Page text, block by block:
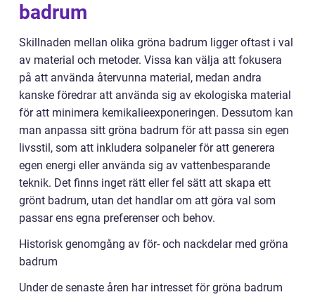
badrum
Skillnaden mellan olika gröna badrum ligger oftast i val
av material och metoder. Vissa kan välja att fokusera
på att använda återvunna material, medan andra
kanske föredrar att använda sig av ekologiska material
för att minimera kemikalieexponeringen. Dessutom kan
man anpassa sitt gröna badrum för att passa sin egen
livsstil, som att inkludera solpaneler för att generera
egen energi eller använda sig av vattenbesparande
teknik. Det finns inget rätt eller fel sätt att skapa ett
grönt badrum, utan det handlar om att göra val som
passar ens egna preferenser och behov.
Historisk genomgång av för- och nackdelar med gröna
badrum
Under de senaste åren har intresset för gröna badrum